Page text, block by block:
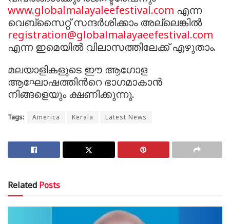
www.globalmalayaleefestival.com എന്ന
വെബ്‌സൈറ്റ് സന്ദര്‍ശിക്കാം അല്ലെങ്കില്‍
registration@globalmalayaeefestival.com
എന്ന ഇമെയില്‍ വിലാസത്തിലേക്ക് എഴുതാം.
മലയാളികളുടെ ഈ ആഗോള
ആഘോഷത്തിന്‍റെ ഭാഗമാകാന്‍
നിങ്ങളെയും ക്ഷണിക്കുന്നു.
Tags: America Kerala Latest News
Related Posts